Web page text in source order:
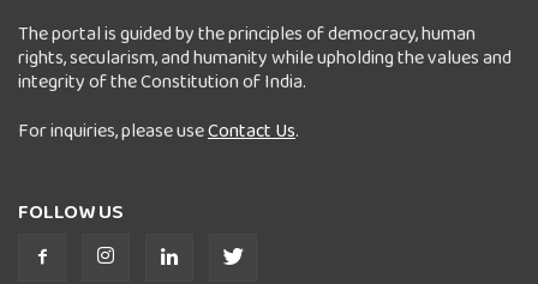
The portal is guided by the principles of democracy, human
rights, secularism, and humanity while upholding the values and
integrity of the Constitution of India.
For inquiries, please useContact Us.
FOLLOW US